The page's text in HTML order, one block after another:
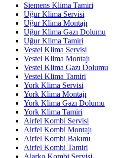
Siemens Klima Tamiri
Uğur Klima Servisi
Uğur Klima Montajı
Uğur Klima Gazı Dolumu
Uğur Klima Tamiri
Vestel Klima Servisi
Vestel Klima Montajı
Vestel Klima Gazı Dolumu
Vestel Klima Tamiri
York Klima Servisi
York Klima Montajı
York Klima Gazı Dolumu
York Klima Tamiri
Airfel Kombi Servisi
Airfel Kombi Montajı
Airfel Kombi Bakımı
Airfel Kombi Tamiri